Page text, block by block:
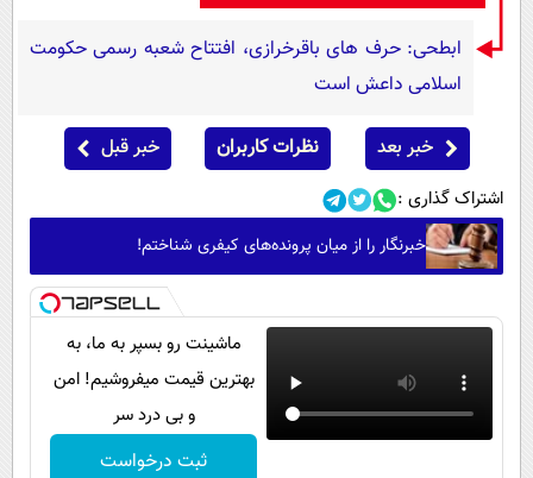
ابطحی: حرف های باقرخرازی، افتتاح شعبه رسمی حکومت
اسلامی داعش است
خبر بعد نظرات کاربران خبر قبل
اشتراک گذاری :
خبرنگار را از میان پرونده‌های کیفری شناختم!
ماشینت رو بسپر به ما، به
بهترین قیمت میفروشیم! امن
و بی درد سر
ثبت درخواست